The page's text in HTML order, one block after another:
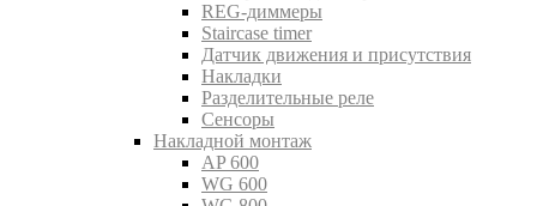
REG-диммеры
Staircase timer
Датчик движения и присутствия
Накладки
Разделительные реле
Сенсоры
Накладной монтаж
AP 600
WG 600